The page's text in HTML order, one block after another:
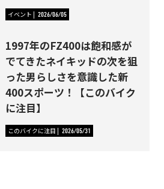
イベント 2026/06/05
1997年のFZ400は飽和感が
でてきたネイキッドの次を狙
った男らしさを意識した新
400スポーツ！【このバイク
に注目】
このバイクに注目 2026/05/31